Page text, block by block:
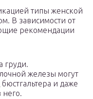
типы женской
В зависимости от
рекомендации
груди.
железы могут
и даже
него.